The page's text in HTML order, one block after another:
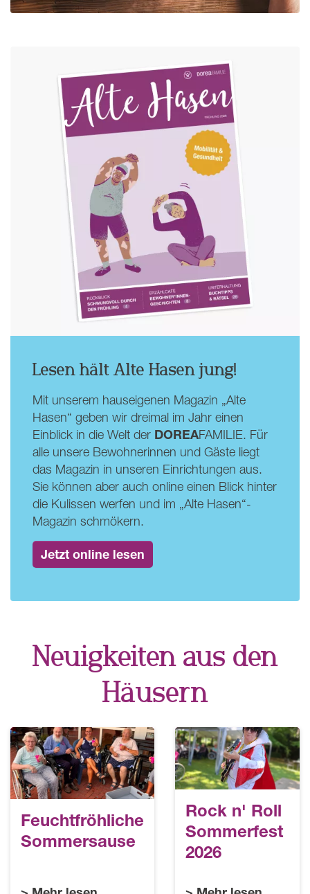
Lesen hält Alte Hasen jung!
Mit unserem hauseigenen Magazin „Alte
Hasen“ geben wir dreimal im Jahr einen
Einblick in die Welt der DOREAFAMILIE. Für
alle unsere Bewohnerinnen und Gäste liegt
das Magazin in unseren Einrichtungen aus.
Sie können aber auch online einen Blick hinter
die Kulissen werfen und im „Alte Hasen“-
Magazin schmökern.
Jetzt online lesen
Neuigkeiten aus den
Häusern
Feuchtfröhliche
Sommersause
Rock n' Roll
Sommerfest
2026